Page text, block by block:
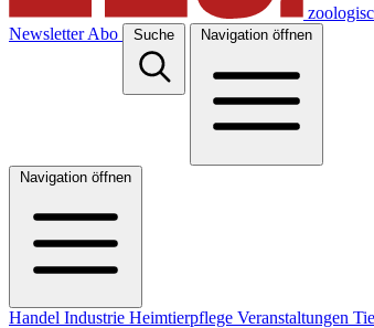
Newsletter Abo Suche Navigation öffnen
Navigation öffnen
Handel Industrie Heimtierpflege Veranstaltungen